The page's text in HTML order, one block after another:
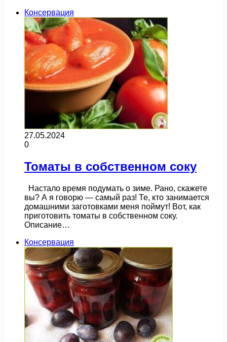
Консервация
27.05.2024
0
Томаты в собственном соку
Настало время подумать о зиме. Рано, скажете
вы? А я говорю — самый раз! Те, кто занимается
домашними заготовками меня поймут! Вот, как
приготовить томаты в собственном соку.
Описание…
Консервация